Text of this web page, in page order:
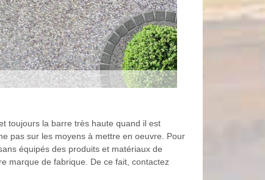
toujours la barre très haute quand il est
pas sur les moyens à mettre en oeuvre. Pour
équipés des produits et matériaux de
marque de fabrique. De ce fait, contactez